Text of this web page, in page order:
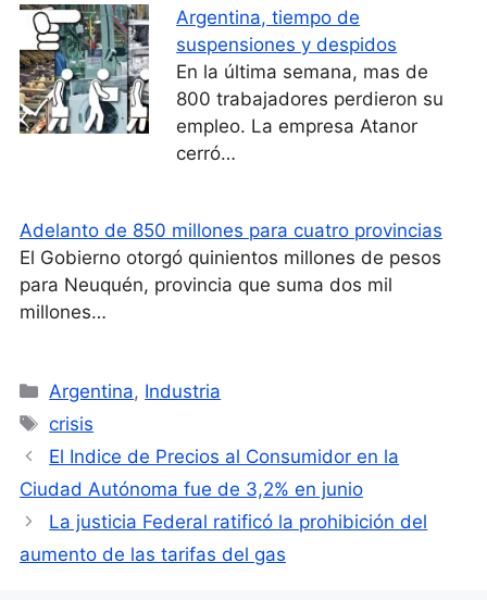
Argentina, tiempo de
suspensiones y despidos
En la última semana, mas de
800 trabajadores perdieron su
empleo. La empresa Atanor
cerró…
Adelanto de 850 millones para cuatro provincias
El Gobierno otorgó quinientos millones de pesos
para Neuquén, provincia que suma dos mil
millones…
Categorías
Argentina, Industria
Etiquetas
crisis
El Indice de Precios al Consumidor en la
Ciudad Autónoma fue de 3,2% en junio
La justicia Federal ratificó la prohibición del
aumento de las tarifas del gas